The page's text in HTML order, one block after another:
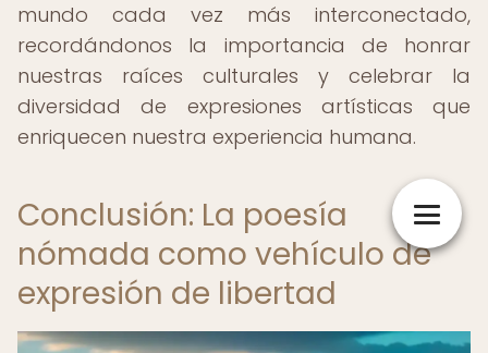
mundo cada vez más interconectado,
recordándonos la importancia de honrar
nuestras raíces culturales y celebrar la
diversidad de expresiones artísticas que
enriquecen nuestra experiencia humana.
Conclusión: La poesía
nómada como vehículo de
expresión de libertad